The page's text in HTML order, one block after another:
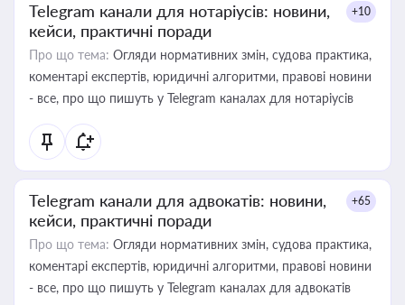
Telegram канали для нотаріусів: новини,
кейси, практичні поради
+10
Про що тема: Огляди нормативних змін, судова практика,
коментарі експертів, юридичні алгоритми, правові новини
- все, про що пишуть у Telegram каналах для нотаріусів
Telegram канали для адвокатів: новини,
кейси, практичні поради
+65
Про що тема: Огляди нормативних змін, судова практика,
коментарі експертів, юридичні алгоритми, правові новини
- все, про що пишуть у Telegram каналах для адвокатів